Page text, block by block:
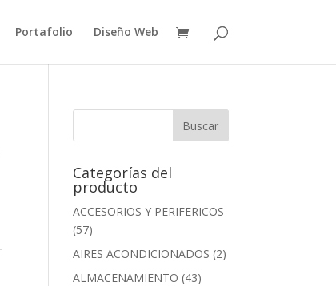
Portafolio Diseño Web
Categorías del
producto
ACCESORIOS Y PERIFERICOS
(57)
AIRES ACONDICIONADOS (2)
ALMACENAMIENTO (43)